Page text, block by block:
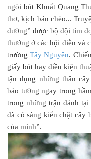
ngòi bút Khuất Quang
thơ, kịch bản chèo...
đường” được bộ đội tìm
thưởng ở các hội diễn và
trườngTây Nguyên.
giấy bút hay điều kiện
tận dụng những thân
báo tường ngay trong
trong những trận đánh
đã có sáng kiến chặt cây
của mình”.